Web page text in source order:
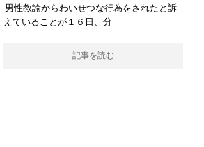
男性教諭からわいせつな行為をされたと訴
えていることが１６日、分
記事を読む